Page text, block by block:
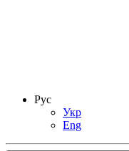
Рус
Укр
Eng